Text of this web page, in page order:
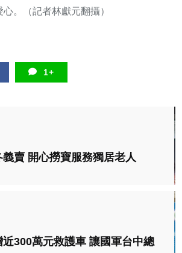
心。（記者林獻元翻攝）
1+
賣 開心撈寶服務獨居老人
300萬元救護車 讓國軍台中總